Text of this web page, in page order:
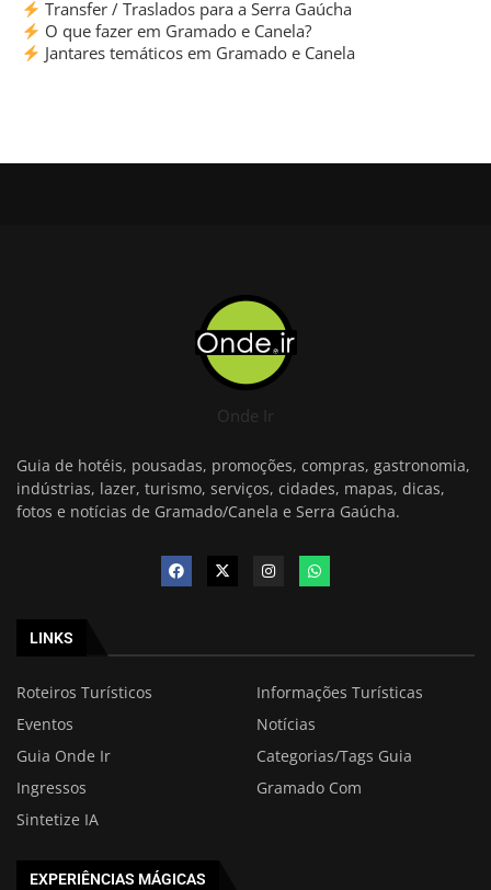
Transfer / Traslados para a Serra Gaúcha
O que fazer em Gramado e Canela?
Jantares temáticos em Gramado e Canela
Onde Ir
Guia de hotéis, pousadas, promoções, compras, gastronomia,
indústrias, lazer, turismo, serviços, cidades, mapas, dicas,
fotos e notícias de Gramado/Canela e Serra Gaúcha.
LINKS
Roteiros Turísticos
Informações Turísticas
Eventos
Notícias
Guia Onde Ir
Categorias/Tags Guia
Ingressos
Gramado Com
Sintetize IA
EXPERIÊNCIAS MÁGICAS